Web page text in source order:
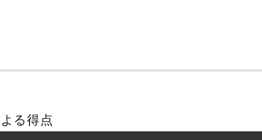
る得点